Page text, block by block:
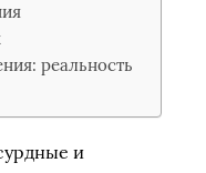
реальность
и